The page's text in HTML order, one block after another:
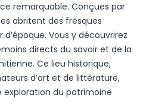
remarquable. Conçues par
abritent des fresques
Vous y découvrirez
directs du savoir et de la
Ce lieu historique,
d’art et de littérature,
du patrimoine